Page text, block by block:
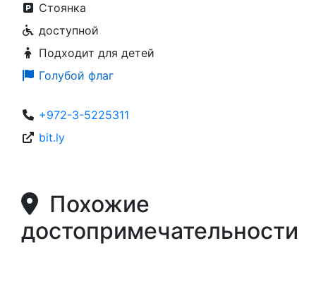
Стоянка
доступной
Подходит для детей
Голубой флаг
+972-3-5225311
bit.ly
Похожие
достопримечательности